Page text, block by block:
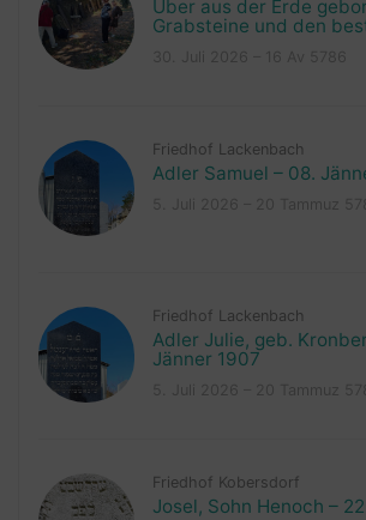
Über aus der Erde
Grabsteine und den
Friedhof Lackenbach
Adler Samuel – 08.
Friedhof Lackenbach
Adler Julie, geb.
Jänner 1907
Friedhof Kobersdorf
Josel, Sohn Henoch –